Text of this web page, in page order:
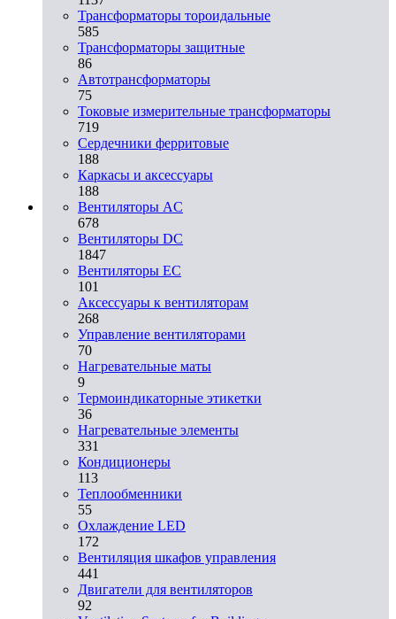
Трансформаторы тороидальные
585
Трансформаторы защитные
86
Автотрансформаторы
75
Токовые измерительные трансформаторы
719
Сердечники ферритовые
188
Каркасы и аксессуары
188
Вентиляторы AC
678
Вентиляторы DC
1847
Вентиляторы EC
101
Аксессуары к вентиляторам
268
Управление вентиляторами
70
Нагревательные маты
9
Термоиндикаторные этикетки
36
Нагревательные элементы
331
Кондиционеры
113
Теплообменники
55
Охлаждение LED
172
Вентиляция шкафов управления
441
Двигатели для вентиляторов
92